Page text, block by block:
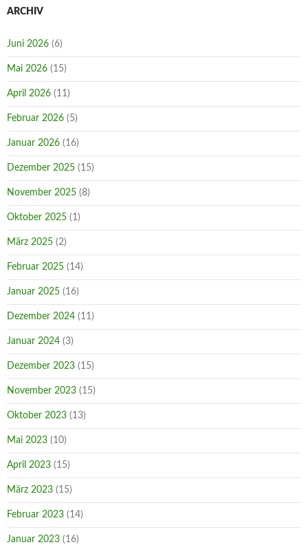
ARCHIV
Juni 2026 (6)
Mai 2026 (15)
April 2026 (11)
Februar 2026 (5)
Januar 2026 (16)
Dezember 2025 (15)
November 2025 (8)
Oktober 2025 (1)
März 2025 (2)
Februar 2025 (14)
Januar 2025 (16)
Dezember 2024 (11)
Januar 2024 (3)
Dezember 2023 (15)
November 2023 (15)
Oktober 2023 (13)
Mai 2023 (10)
April 2023 (15)
März 2023 (15)
Februar 2023 (14)
Januar 2023 (16)